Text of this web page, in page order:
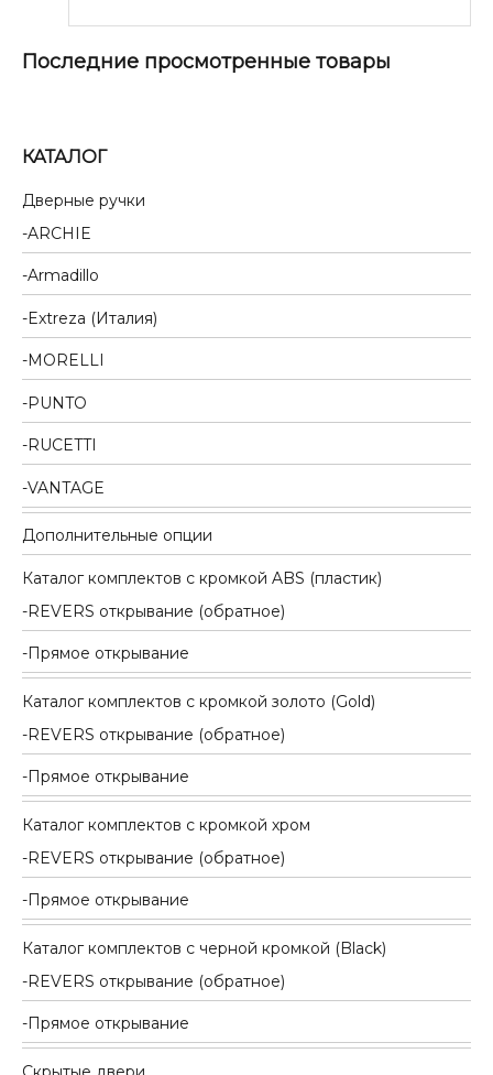
КАТАЛОГ
Дверные ручки
ARCHIE
Armadillo
Extreza (Италия)
MORELLI
PUNTO
RUCETTI
VANTAGE
Дополнительные опции
Каталог комплектов c кромкой ABS (пластик)
REVERS открывание (обратное)
Прямое открывание
Каталог комплектов c кромкой золото (Gold)
REVERS открывание (обратное)
Прямое открывание
Каталог комплектов c кромкой хром
REVERS открывание (обратное)
Прямое открывание
Каталог комплектов c черной кромкой (Black)
REVERS открывание (обратное)
Прямое открывание
Последние просмотренные товары